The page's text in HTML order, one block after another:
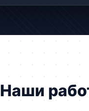
Наши